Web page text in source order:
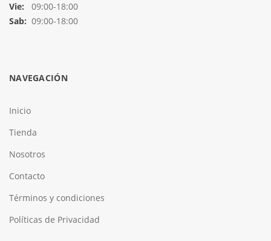
Vie:
09:00-18:00
Sab: 09:00-18:00
NAVEGACIÓN
Inicio
Tienda
Nosotros
Contacto
Términos y condiciones
Políticas de Privacidad